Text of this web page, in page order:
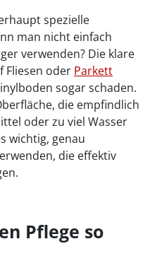
spezielle
man nicht einfach
verwenden? Die klare
Fliesen oder Parkett
sogar schaden.
die empfindlich
oder zu viel Wasser
wichtig, genau
die effektiv
Pflege so